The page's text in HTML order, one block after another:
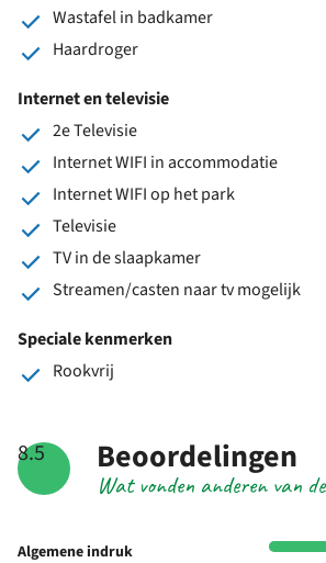
Wastafel in badkamer
Haardroger
Internet en televisie
2e Televisie
Internet WIFI in accommodatie
Internet WIFI op het park
Televisie
TV in de slaapkamer
Streamen/casten naar tv mogelijk
Speciale kenmerken
Rookvrij
8.5
Wat vonden anderen van
Beoordelingen
Algemene indruk